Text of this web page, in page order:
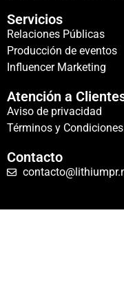
Servicios
Relaciones Públicas
Producción de eventos
Influencer Marketing
Atención a
Aviso de privacidad
Términos y Condiciones
Contacto